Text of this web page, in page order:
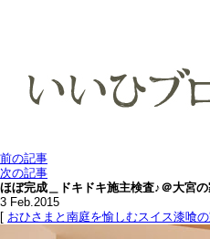
前の記事
次の記事
ほぼ完成＿ドキドキ施主検査♪＠大宮
3 Feb.2015
[ おひさまと南庭を愉しむスイス漆喰